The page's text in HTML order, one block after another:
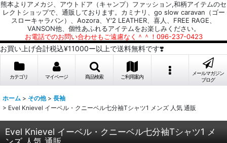
熊本よりアメカジ、アウトドア（キャンプ）ファッション,和柄アイテムのセ
レクトショップで、通販しております。カミナリ、go slow caravan（ゴー
スローキャラバン）、Aozora、Y'2 LEATHER、喜人、FREE RAGE、
VANSON他、個性あふれるアイテムをお楽しみください。
お電話でのお問い合わせもご遠慮なく＾＾！096-237-0423
お買い上げ合計税込¥11000ー以上で送料無料です❣️
カテゴリ マイページ 商品検索 ご利用案内
メールマガジン
ブログ
ホーム > その他 > 長袖
> Evel Knievel イーベル・クニーベル七分袖Tシャツ1 メンズ 人気 通販
Evel Knievel イーベル・クニーベル七分袖Tシャツ1 メ